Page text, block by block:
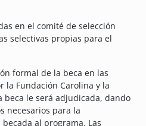
en el comité de selección
selectivas propias para el
formal de la beca en las
la Fundación Carolina y la
le será adjudicada, dando
necesarios para la
al programa. Las